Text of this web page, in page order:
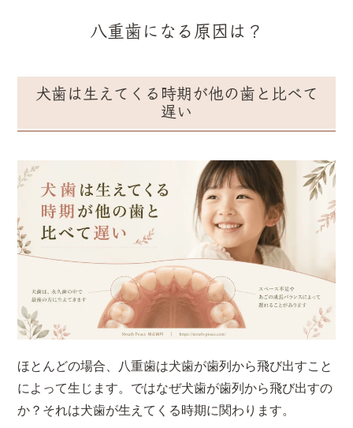
八重歯になる原因は？
犬歯は生えてくる時期が他の歯と比べて
遅い
ほとんどの場合、八重歯は犬歯が歯列から飛び出すこと
によって生じます。ではなぜ犬歯が歯列から飛び出すの
か？それは犬歯が生えてくる時期に関わります。